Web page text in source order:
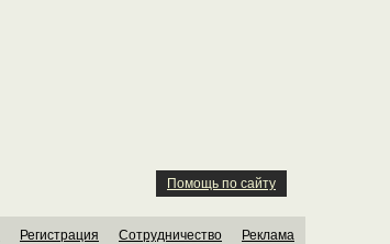
Помощь по сайту
Регистрация Сотрудничество Реклама